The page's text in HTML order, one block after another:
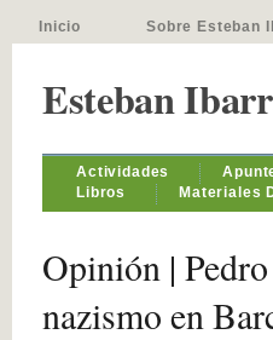
Inicio Sobre Esteban
Esteban
Actividades
Libros
Materiales
Opinión |
nazismo en